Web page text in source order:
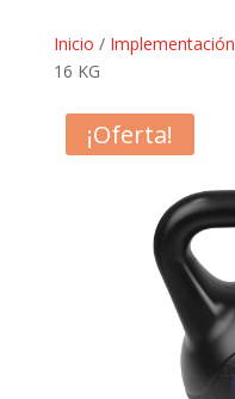
Inicio / Implementación
16 KG
¡Oferta!